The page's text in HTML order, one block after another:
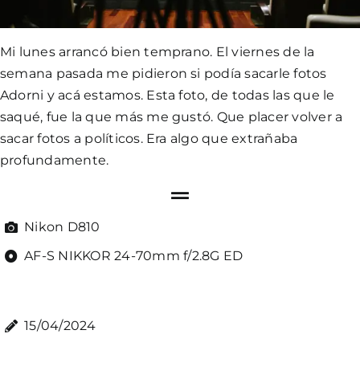
Mi lunes arrancó bien temprano. El viernes de la
semana pasada me pidieron si podía sacarle fotos
Adorni y acá estamos. Esta foto, de todas las que le
saqué, fue la que más me gustó. Que placer volver a
sacar fotos a políticos. Era algo que extrañaba
profundamente.
Nikon D810
AF-S NIKKOR 24-70mm f/2.8G ED
15/04/2024